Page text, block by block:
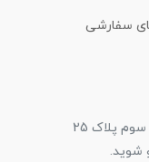
سفارشی
پلاک 25
شوید.